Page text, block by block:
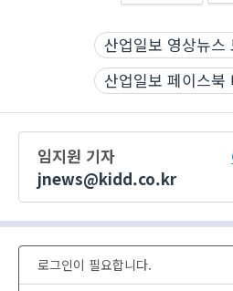
산업일보 영상뉴스
산업일보 페이스북
임지원 기자
jnews@kidd.co.kr
로그인이 필요합니다.